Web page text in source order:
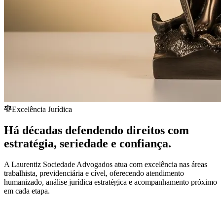
Excelência Jurídica
Há décadas defendendo direitos com
estratégia, seriedade e confiança.
A Laurentiz Sociedade Advogados atua com excelência nas áreas
trabalhista, previdenciária e cível, oferecendo atendimento
humanizado, análise jurídica estratégica e acompanhamento próximo
em cada etapa.